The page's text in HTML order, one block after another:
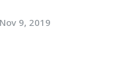
Nov 9, 2019